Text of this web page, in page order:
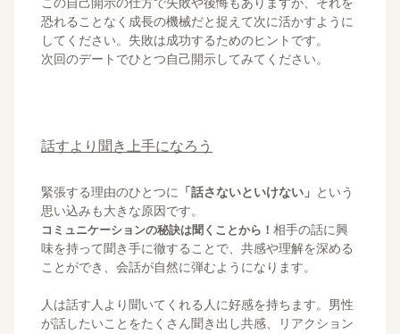
この自己開示の仕方で失敗や後悔もありますが、それを
恐れることなく成長の機械だと捉えて次に活かすように
してください。失敗は成功するためのヒントです。
次回のデートでひとつ自己開示してみてください。
話すより聞き上手になろう
緊張する理由のひとつに 「話さないといけない」 という
思い込みも大きな原因です。
コミュニケーションの秘訣は聞くことから！ 相手の話に興
味を持って聞き手に徹することで、共感や理解を深める
ことができ、会話が自然に弾むようになります。
人は話す人より聞いてくれる人に好感を持ちます。男性
が話したいことをたくさん聞き出し共感、リアクション